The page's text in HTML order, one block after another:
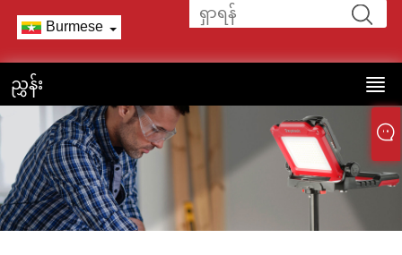
Burmese
ညွှန်း